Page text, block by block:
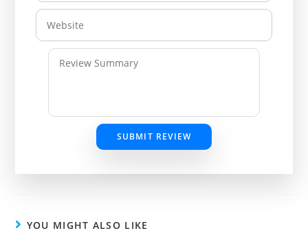
SUBMIT REVIEW
YOU MIGHT ALSO LIKE